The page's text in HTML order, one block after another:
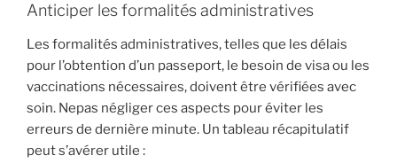
Anticiper les formalités administratives
Les formalités administratives, telles que les délais
pour l’obtention d’un passeport, le besoin de visa ou les
vaccinations nécessaires, doivent être vérifiées avec
soin. Nepas négliger ces aspects pour éviter les
erreurs de dernière minute. Un tableau récapitulatif
peut s’avérer utile :